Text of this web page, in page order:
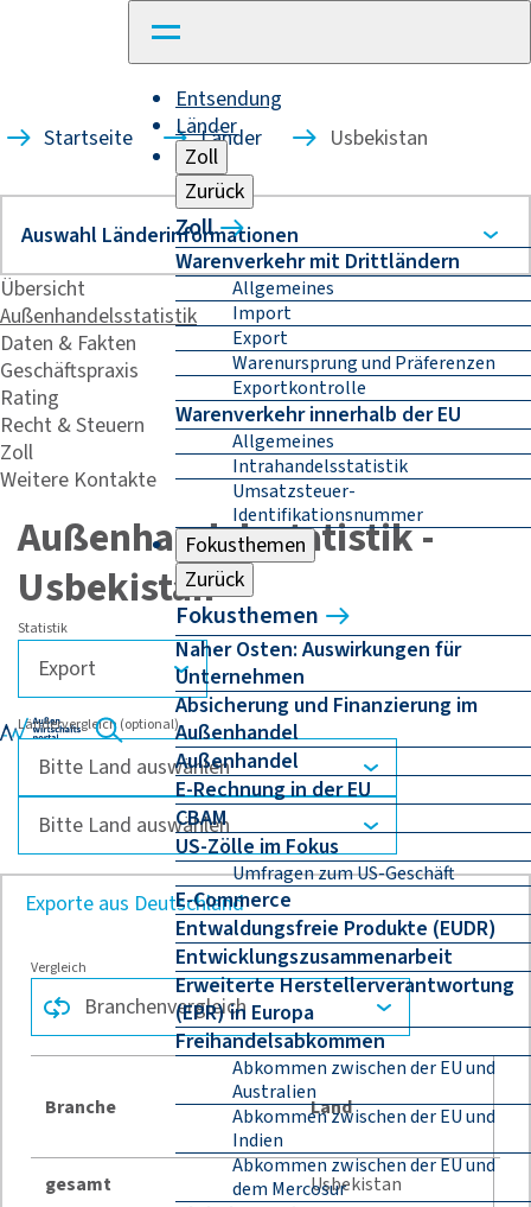
Entsendung
Länder
Zoll
Zurück
Zoll
Warenverkehr mit Drittländern
Allgemeines
Import
Export
Warenursprung und Präferenzen
Exportkontrolle
Warenverkehr innerhalb der EU
Allgemeines
Intrahandelsstatistik
Umsatzsteuer-
Identifikationsnummer
Fokusthemen
Zurück
Fokusthemen
Naher Osten: Auswirkungen für
Unternehmen
Absicherung und Finanzierung im
Außenhandel
Außenhandel
E-Rechnung in der EU
CBAM
US-Zölle im Fokus
Umfragen zum US-Geschäft
E-Commerce
Entwaldungsfreie Produkte (EUDR)
Entwicklungszusammenarbeit
Erweiterte Herstellerverantwortung
(EPR) in Europa
Freihandelsabkommen
Abkommen zwischen der EU und
Australien
Abkommen zwischen der EU und
Indien
Abkommen zwischen der EU und
dem Mercosur
Startseite Länder Usbekistan
Übersicht
Außenhandelsstatistik
Daten & Fakten
Geschäftspraxis
Rating
Recht & Steuern
Zoll
Weitere Kontakte
Außenhandelsstatistik -
Usbekistan
Statistik
Ländervergleich (optional)
Exporte aus Deutschland
Vergleich
Branche Land
gesamt Usbekistan